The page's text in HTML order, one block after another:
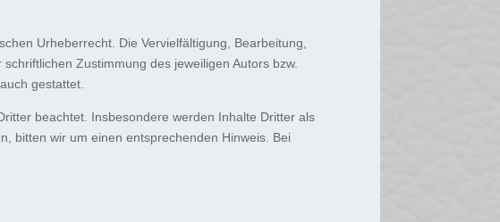
Urheberrecht. Die Vervielfältigung, Bearbeitung,
Zustimmung des jeweiligen Autors bzw.
gestattet.
beachtet. Insbesondere werden Inhalte Dritter als
bitten wir um einen entsprechenden Hinweis. Bei